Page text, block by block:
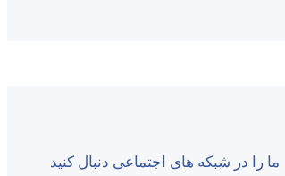
ما را در شبکه های اجتماعی دنبال کنید